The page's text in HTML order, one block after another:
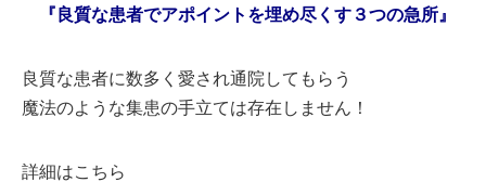
『良質な患者でアポイントを埋め尽くす３つの急所』
良質な患者に数多く愛され通院してもらう
魔法のような集患の手立ては存在しません！
詳細はこちら